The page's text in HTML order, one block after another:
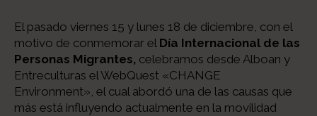
El pasado viernes 15 y lunes 18 de diciembre, con el
motivo de conmemorar el Día Internacional de las
Personas Migrantes, celebramos desde Alboan y
Entreculturas el WebQuest «CHANGE
Environment», el cual abordó una de las causas que
más está influyendo actualmente en la movilidad